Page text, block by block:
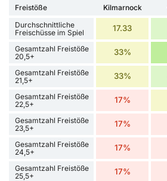
Freistöße Kilmarnock
Durchschnittliche
Freischüsse im Spiel
17.33
Gesamtzahl Freistöße
20,5+
33%
Gesamtzahl Freistöße
21,5+
33%
Gesamtzahl Freistöße
22,5+
17%
Gesamtzahl Freistöße
23,5+
17%
Gesamtzahl Freistöße
24,5+
17%
Gesamtzahl Freistöße
25,5+
17%